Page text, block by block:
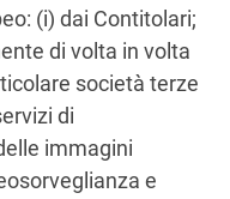
(i) dai Contitolari;
di volta in volta
società terze
di
immagini
e